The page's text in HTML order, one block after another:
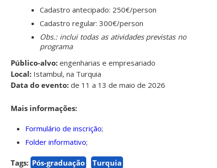
Cadastro antecipado: 250€/person
Cadastro regular: 300€/person
Obs.: inclui todas as atividades previstas no
programa
Público-alvo:engenharias e empresariado
Local: Istambul, na Turquia
Data do evento:de 11 a 13 de maio de 2026
Mais informações:
Formulário de inscrição;
Folder informativo;
Tags: Pós-graduação Turquia